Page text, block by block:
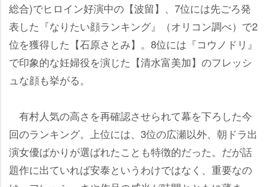
総合)でヒロイン好演中の【波留】、7位には先ごろ発
表した『なりたい顔ランキング』（オリコン調べ）で2
位を獲得した【石原さとみ】。8位には『コウノドリ』
で印象的な妊婦役を演じた【清水富美加】のフレッシ
ュな顔も挙がる。
有村人気の高さを再確認させられて幕を下ろした今
回のランキング。上位には、3位の広瀬以外、朝ドラ出
演女優ばかりが選ばれたことも特徴的だった。だが話
題作に出ていれば安泰というわけではなく、重要なの